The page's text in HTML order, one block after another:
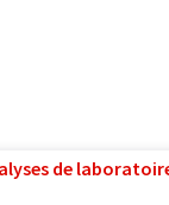
de